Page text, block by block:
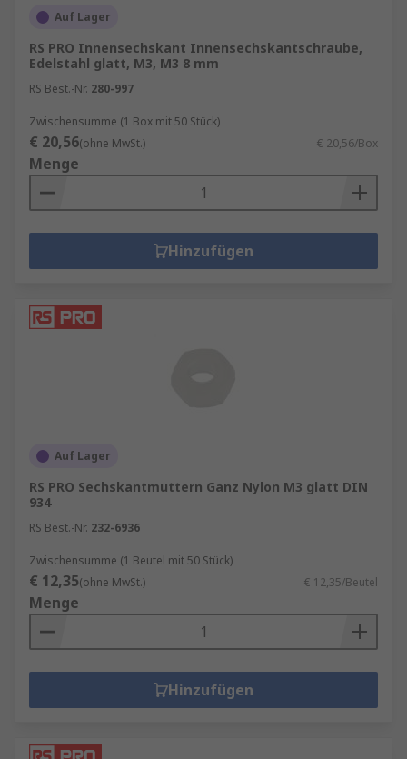
Auf Lager
RS PRO Innensechskant Innensechskantschraube,
Edelstahl glatt, M3, M3 8 mm
RS Best.-Nr. 280-997
Zwischensumme (1 Box mit 50 Stück)
€ 20,56(ohne MwSt.) € 20,56/Box
Menge
Hinzufügen
Auf Lager
RS PRO Sechskantmuttern Ganz Nylon M3 glatt DIN
934
RS Best.-Nr. 232-6936
Zwischensumme (1 Beutel mit 50 Stück)
€ 12,35(ohne MwSt.) € 12,35/Beutel
Menge
Hinzufügen